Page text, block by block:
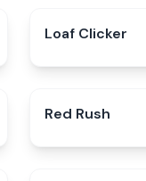
Loaf Clicker
Red Rush